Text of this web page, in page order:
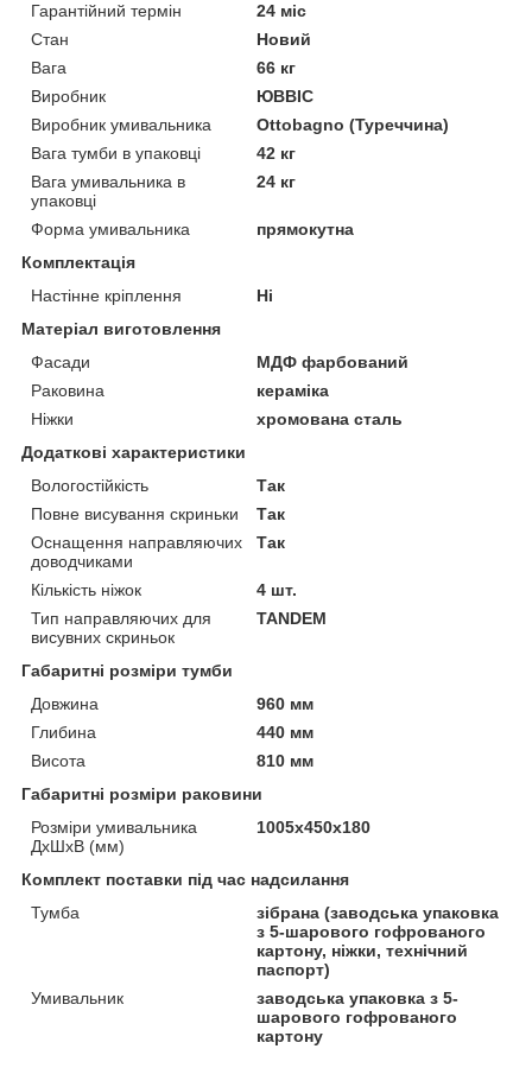
Гарантійний термін
24 міс
Стан
Новий
Вага
66 кг
Виробник
ЮВВІС
Виробник умивальника
Ottobagno (Туреччина)
Вага тумби в упаковці
42 кг
Вага умивальника в
упаковці
24 кг
Форма умивальника
прямокутна
Комплектація
Настінне кріплення
Ні
Матеріал виготовлення
Фасади
МДФ фарбований
Раковина
кераміка
Ніжки
хромована сталь
Додаткові характеристики
Вологостійкість
Так
Повне висування скриньки
Так
Оснащення направляючих
доводчиками
Так
Кількість ніжок
4 шт.
Тип направляючих для
висувних скриньок
TANDEM
Габаритні розміри тумби
Довжина
960 мм
Глибина
440 мм
Висота
810 мм
Габаритні розміри раковини
Розміри умивальника
ДхШхВ (мм)
1005х450х180
Комплект поставки під час надсилання
Тумба
зібрана (заводська упаковка
з 5-шарового гофрованого
картону, ніжки, технічний
паспорт)
Умивальник
заводська упаковка з 5-
шарового гофрованого
картону